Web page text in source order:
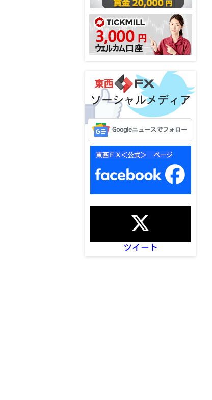
ソーシャルメディア
Googleニュースでフォロー
ツイート